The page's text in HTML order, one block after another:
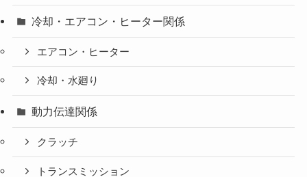
冷却・エアコン・ヒーター関係
エアコン・ヒーター
冷却・水廻り
動力伝達関係
クラッチ
トランスミッション